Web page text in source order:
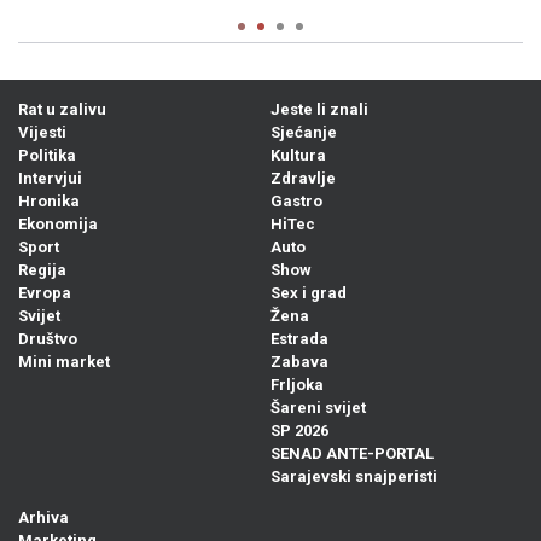
Rat u zalivu
Vijesti
Politika
Intervjui
Hronika
Ekonomija
Sport
Regija
Evropa
Svijet
Društvo
Mini market
Jeste li znali
Sjećanje
Kultura
Zdravlje
Gastro
HiTec
Auto
Show
Sex i grad
Žena
Estrada
Zabava
Frljoka
Šareni svijet
SP 2026
SENAD ANTE-PORTAL
Sarajevski snajperisti
Arhiva